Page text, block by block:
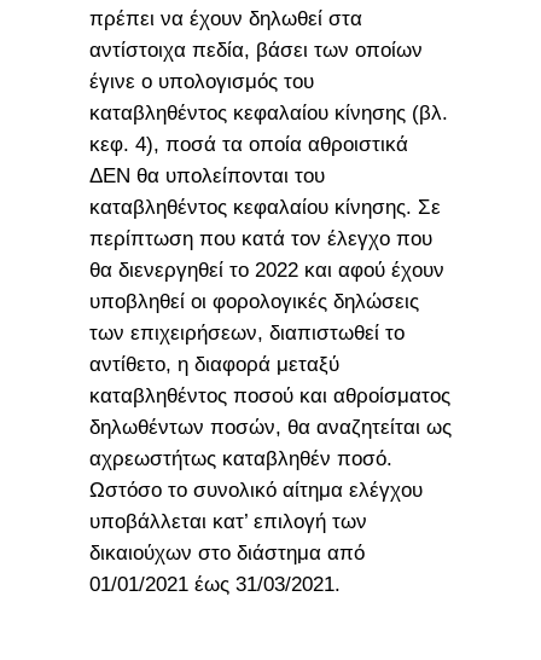
πρέπει να έχουν δηλωθεί στα
αντίστοιχα πεδία, βάσει των οποίων
έγινε ο υπολογισμός του
καταβληθέντος κεφαλαίου κίνησης (βλ.
κεφ. 4), ποσά τα οποία αθροιστικά
ΔΕΝ θα υπολείπονται του
καταβληθέντος κεφαλαίου κίνησης. Σε
περίπτωση που κατά τον έλεγχο που
θα διενεργηθεί το 2022 και αφού έχουν
υποβληθεί οι φορολογικές δηλώσεις
των επιχειρήσεων, διαπιστωθεί το
αντίθετο, η διαφορά μεταξύ
καταβληθέντος ποσού και αθροίσματος
δηλωθέντων ποσών, θα αναζητείται ως
αχρεωστήτως καταβληθέν ποσό.
Ωστόσο το συνολικό αίτημα ελέγχου
υποβάλλεται κατ’ επιλογή των
δικαιούχων στο διάστημα από
01/01/2021 έως 31/03/2021.